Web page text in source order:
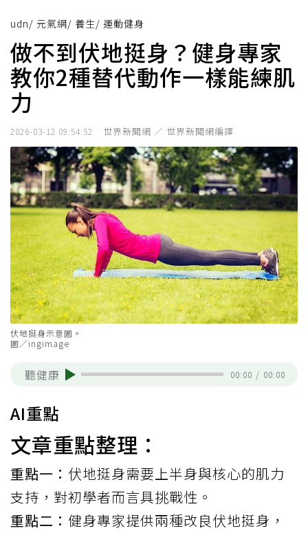
udn/ 元氣網/ 養生/ 運動健身
做不到伏地挺身？健身專家
教你2種替代動作一樣能練肌
力
2026-03-12 09:54:52 世界新聞網 ／ 世界新聞網編譯
伏地挺身示意圖。
圖／ingimage
聽健康 00:00 / 00:00
AI重點
文章重點整理：
重點一： 伏地挺身需要上半身與核心的肌力
支持，對初學者而言具挑戰性。
重點二： 健身專家提供兩種改良伏地挺身，